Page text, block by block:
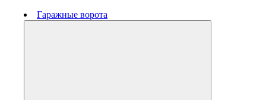
Гаражные ворота